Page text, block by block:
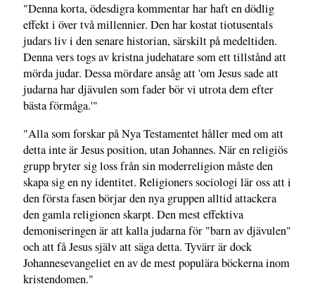
"Denna korta, ödesdigra kommentar har haft en dödlig
effekt i över två millennier. Den har kostat tiotusentals
judars liv i den senare historian, särskilt på medeltiden.
Denna vers togs av kristna judehatare som ett tillstånd att
mörda judar. Dessa mördare ansåg att 'om Jesus sade att
judarna har djävulen som fader bör vi utrota dem efter
bästa förmåga.'"
"Alla som forskar på Nya Testamentet håller med om att
detta inte är Jesus position, utan Johannes. När en religiös
grupp bryter sig loss från sin moderreligion måste den
skapa sig en ny identitet. Religioners sociologi lär oss att i
den första fasen börjar den nya gruppen alltid attackera
den gamla religionen skarpt. Den mest effektiva
demoniseringen är att kalla judarna för "barn av djävulen"
och att få Jesus själv att säga detta. Tyvärr är dock
Johannesevangeliet en av de mest populära böckerna inom
kristendomen."